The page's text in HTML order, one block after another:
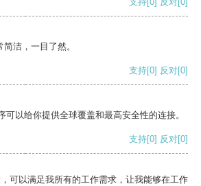
洁，一目了然。
支持[0] 反对[0]
可以给你提供全球覆盖和最高安全性的连接。
支持[0] 反对[0]
可以满足我所有的工作需求，让我能够在工作